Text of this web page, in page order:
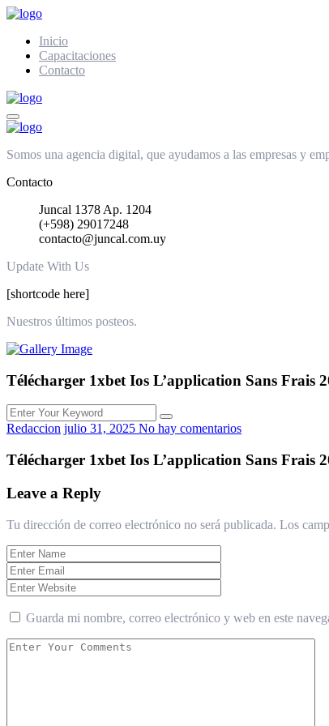
Inicio
Capacitaciones
Contacto
Somos una agencia digital, que ayudamos a las empresas y
Contacto
Juncal 1378 Ap. 1204
(+598) 29017248
contacto@juncal.com.uy
Update With Us
[shortcode here]
Nuestros últimos posteos.
Télécharger 1xbet Ios L’application Sans Frais
Redaccion julio 31, 2025 No hay comentarios
Télécharger 1xbet Ios L’application Sans Frais
Leave a Reply
Tu dirección de correo electrónico no será publicada. Los
Guarda mi nombre, correo electrónico y web en este